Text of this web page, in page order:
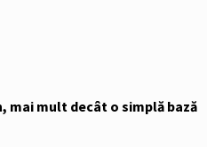
mai mult decât o simplă bază